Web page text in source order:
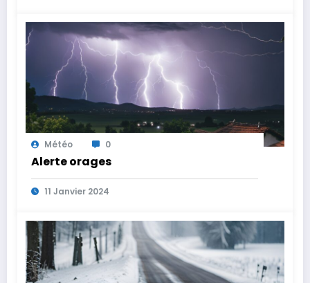
Météo 0
Alerte orages
11 Janvier 2024